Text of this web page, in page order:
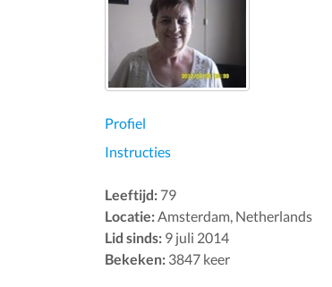
Profiel
Instructies
Leeftijd: 79
Locatie:Amsterdam, Netherlands
Lid sinds: 9 juli 2014
Bekeken: 3847 keer